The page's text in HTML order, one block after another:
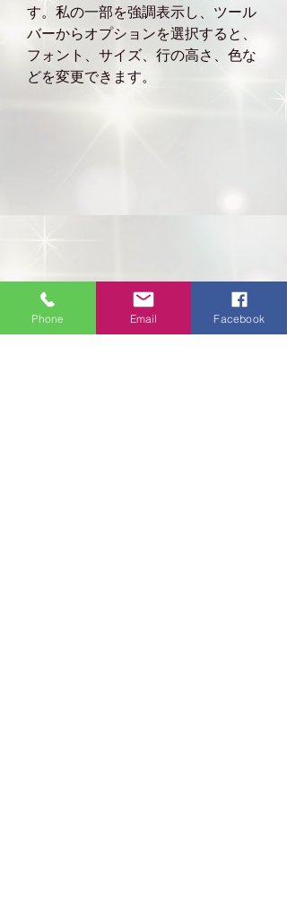
す。私の一部を強調表示し、ツール
バーからオプションを選択すると、
フォント、サイズ、行の高さ、色な
どを変更できます。
Phone Email Facebook